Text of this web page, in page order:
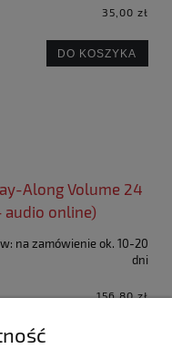
35,00 zł
DO KOSZYKA
Along Volume 24
online)
na zamówienie ok. 10-20
dni
156,80 zł